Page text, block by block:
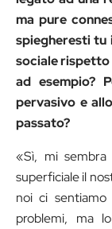
ma pure
spiegheresti tu
sociale rispetto
ad esempio?
pervasivo e
passato?
«Sì, mi sembra
superficiale il
noi ci
problemi, ma